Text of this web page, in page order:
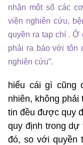
nhận một số các
viện nghiên cứu,
quyền ra tạp chí . Ở
phải ra báo với tôn
nghiên cứu”.
hiểu cái gì cũng
nhiên, không phải
tin đều được quy
quy định trong dự
đó, so với quyền